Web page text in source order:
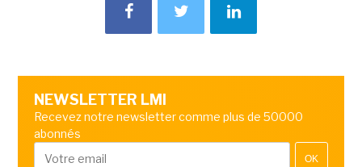
NEWSLETTER LMI
Recevez notre newsletter comme plus de 50000
abonnés
OK